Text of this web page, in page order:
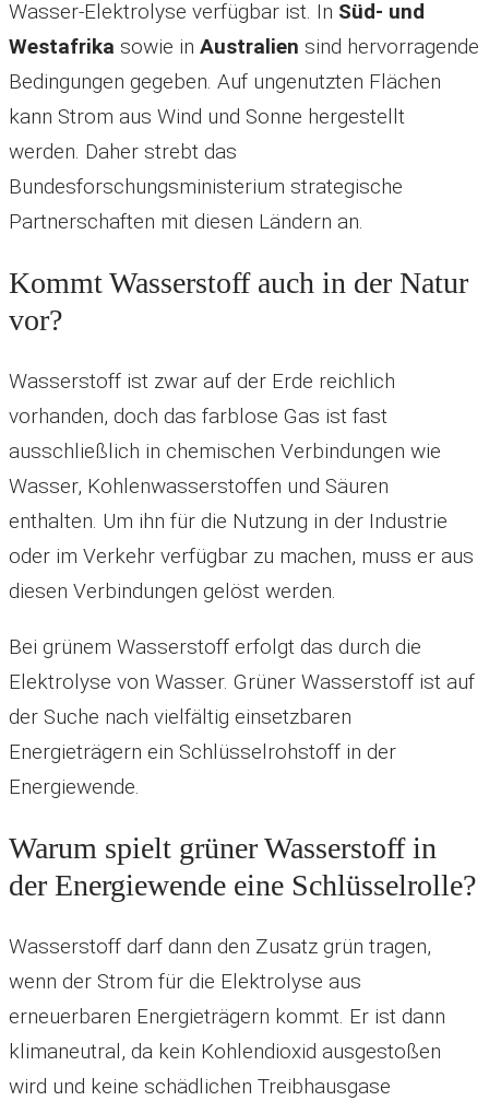
Wasser-Elektrolyse verfügbar ist. In Süd- und
Westafrika sowie in Australien sind hervorragende
Bedingungen gegeben. Auf ungenutzten Flächen
kann Strom aus Wind und Sonne hergestellt
werden. Daher strebt das
Bundesforschungsministerium strategische
Partnerschaften mit diesen Ländern an.
Kommt Wasserstoff auch in der Natur
vor?
Wasserstoff ist zwar auf der Erde reichlich
vorhanden, doch das farblose Gas ist fast
ausschließlich in chemischen Verbindungen wie
Wasser, Kohlenwasserstoffen und Säuren
enthalten. Um ihn für die Nutzung in der Industrie
oder im Verkehr verfügbar zu machen, muss er aus
diesen Verbindungen gelöst werden.
Bei grünem Wasserstoff erfolgt das durch die
Elektrolyse von Wasser. Grüner Wasserstoff ist auf
der Suche nach vielfältig einsetzbaren
Energieträgern ein Schlüsselrohstoff in der
Energiewende.
Warum spielt grüner Wasserstoff in
der Energiewende eine Schlüsselrolle?
Wasserstoff darf dann den Zusatz grün tragen,
wenn der Strom für die Elektrolyse aus
erneuerbaren Energieträgern kommt. Er ist dann
klimaneutral, da kein Kohlendioxid ausgestoßen
wird und keine schädlichen Treibhausgase